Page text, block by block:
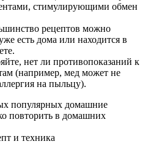
стимулирующими обмен
рецептов можно
есть дома или находится в
нет ли противопоказаний к
(например, мед может не
на пыльцу).
популярных домашние
повторить в домашних
и техника